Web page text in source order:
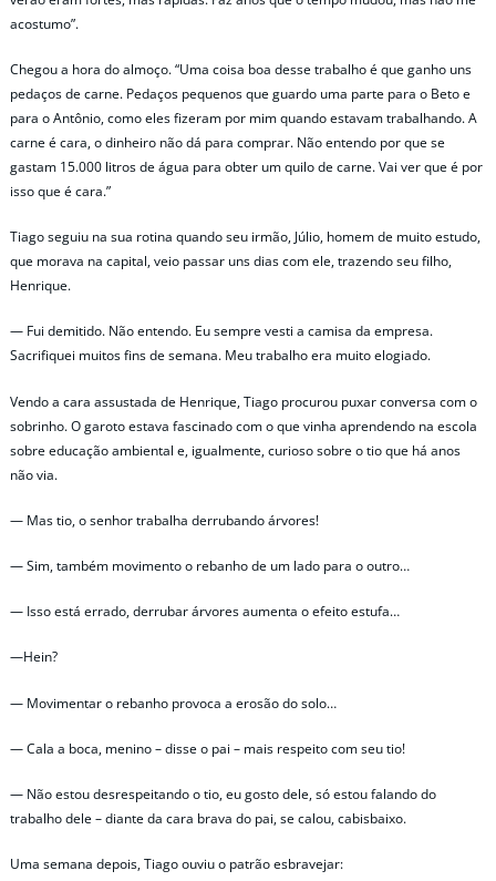
acostumo”.
Chegou a hora do almoço. “Uma coisa boa desse trabalho é que ganho uns
pedaços de carne. Pedaços pequenos que guardo uma parte para o Beto e
para o Antônio, como eles fizeram por mim quando estavam trabalhando. A
carne é cara, o dinheiro não dá para comprar. Não entendo por que se
gastam 15.000 litros de água para obter um quilo de carne. Vai ver que é por
isso que é cara.”
Tiago seguiu na sua rotina quando seu irmão, Júlio, homem de muito estudo,
que morava na capital, veio passar uns dias com ele, trazendo seu filho,
Henrique.
— Fui demitido. Não entendo. Eu sempre vesti a camisa da empresa.
Sacrifiquei muitos fins de semana. Meu trabalho era muito elogiado.
Vendo a cara assustada de Henrique, Tiago procurou puxar conversa com o
sobrinho. O garoto estava fascinado com o que vinha aprendendo na escola
sobre educação ambiental e, igualmente, curioso sobre o tio que há anos
não via.
— Mas tio, o senhor trabalha derrubando árvores!
— Sim, também movimento o rebanho de um lado para o outro…
— Isso está errado, derrubar árvores aumenta o efeito estufa…
—Hein?
— Movimentar o rebanho provoca a erosão do solo…
— Cala a boca, menino – disse o pai – mais respeito com seu tio!
— Não estou desrespeitando o tio, eu gosto dele, só estou falando do
trabalho dele – diante da cara brava do pai, se calou, cabisbaixo.
Uma semana depois, Tiago ouviu o patrão esbravejar: